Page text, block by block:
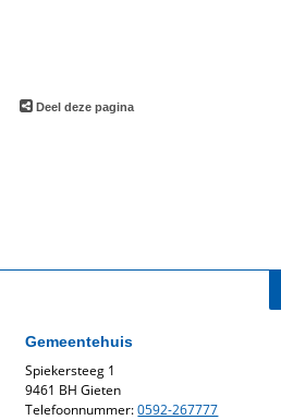
Deel deze pagina
Gemeentehuis
Spiekersteeg 1
9461 BH Gieten
Telefoonnummer:0592-267777